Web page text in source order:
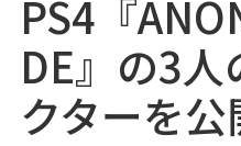
PS4『
DE』の3
クターを公